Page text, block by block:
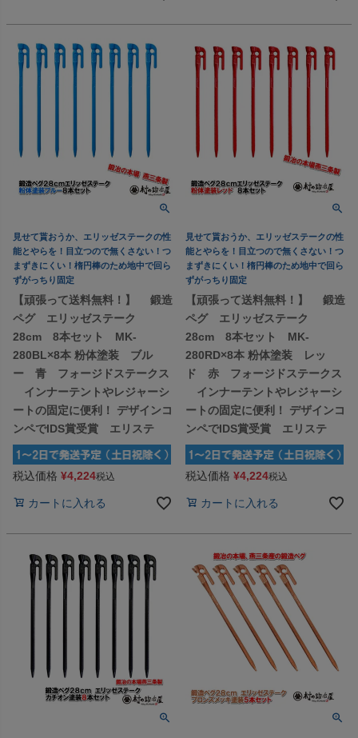
見せて貰おうか、エリッゼステークの性
能とやらを！目立つので無くさない！つ
まずきにくい！楕円棒のため地中で回ら
ずがっちり固定
【頑張って送料無料！】 鍛造
ペグ エリッゼステーク
28cm 8本セット MK-
280BL×8本 粉体塗装 ブル
ー 青 フォージドステークス
インナーテントやレジャーシ
ートの固定に便利！ デザインコ
ンペでIDS賞受賞 エリステ
税込価格 ¥4,224税込
カートに入れる
見せて貰おうか、エリッゼステークの性
能とやらを！目立つので無くさない！つ
まずきにくい！楕円棒のため地中で回ら
ずがっちり固定
【頑張って送料無料！】 鍛造
ペグ エリッゼステーク
28cm 8本セット MK-
280RD×8本 粉体塗装 レッ
ド 赤 フォージドステークス
インナーテントやレジャーシ
ートの固定に便利！ デザインコ
ンペでIDS賞受賞 エリステ
税込価格 ¥4,224税込
カートに入れる